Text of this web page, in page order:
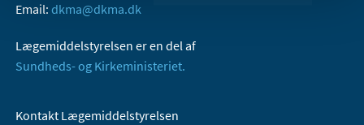
Email: dkma@dkma.dk
Lægemiddelstyrelsen er en del af
Sundheds- og Kirkeministeriet.
Kontakt Lægemiddelstyrelsen